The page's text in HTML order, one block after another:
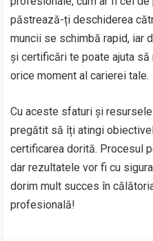
păstrează-ți deschiderea
muncii se schimbă rapid, iar
și certificări te poate ajuta
orice moment al carierei tale.
Cu aceste sfaturi și
pregătit să îți atingi
certificarea dorită. Procesul
dar rezultatele vor fi cu
dorim mult succes în
profesională!